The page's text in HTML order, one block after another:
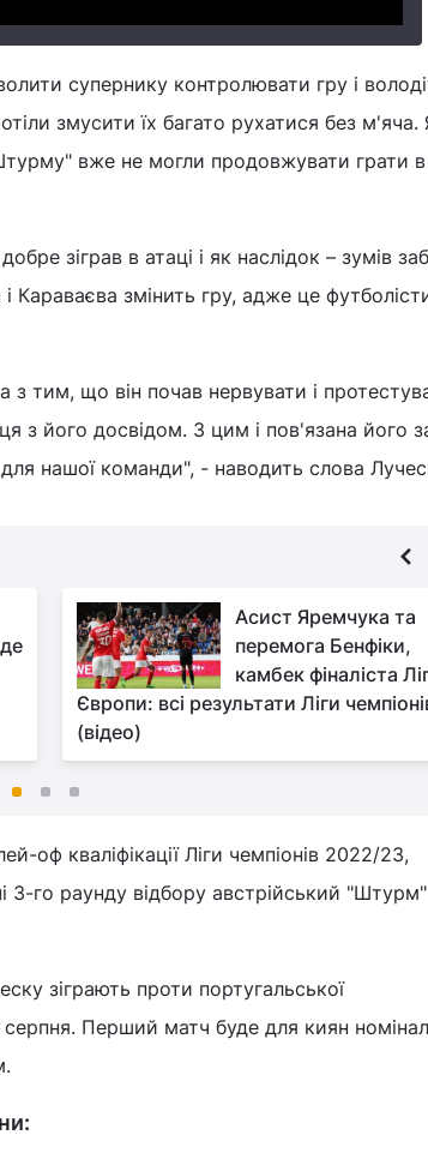
супернику контролювати гру і
змусити їх багато рухатися без
вже не могли продовжувати грати
зіграв в атаці і як наслідок – зумів
Караваєва змінить гру, адже це
з тим, що він почав нервувати і
з його досвідом. З цим і пов'язана його
нашої команди", - наводить слова
Асист Яремчука та
перемога Бенфіки,
камбек фіналіста
Європи: всі результати Ліги
(відео)
оф кваліфікації Ліги чемпіонів 2022/23,
го раунду відбору австрійський
зіграють проти португальської
серпня. Перший матч буде для киян